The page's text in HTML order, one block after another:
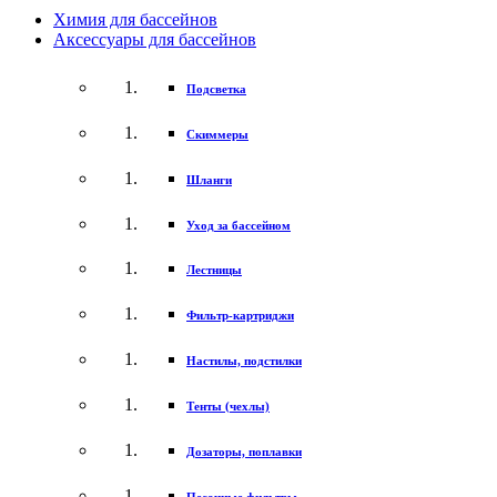
Химия для бассейнов
Аксессуары для бассейнов
Подсветка
Скиммеры
Шланги
Уход за бассейном
Лестницы
Фильтр-картриджи
Настилы, подстилки
Тенты (чехлы)
Дозаторы, поплавки